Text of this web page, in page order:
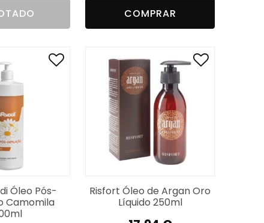
COMPRAR
Óleo Pós-
Camomila
Risfort Óleo de Argan Oro
Líquido 250ml